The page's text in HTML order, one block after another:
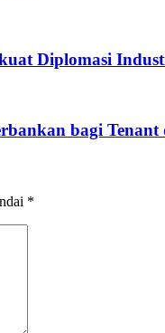
Diplomasi
bagi
*